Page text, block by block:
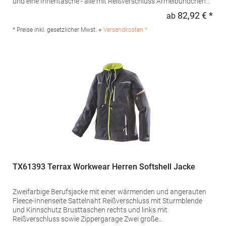
Zugband am Saum Durchgehend wattiert Velcro®-
Men's Rock Padded SoftshellAngaben zur
Produktsicherheit: Herst.-Nr.: 46604Hersteller: SOLO INVEST 92
Rue Réaumur 75002 Paris Frankreich E-Mail:
ab 82,92 € *
* Preise inkl. gesetzlicher Mwst. + Versandkosten *
TX61393 Terrax Workwear Herren Softshell Jacke
Zweifarbige Berufsjacke mit einer wärmenden und angerauten
Fleece-Innenseite Sattelnaht Reißverschluss mit Sturmblende
und Kinnschutz Brusttaschen rechts und links mit
Reißverschluss sowie Zippergarage Zwei große